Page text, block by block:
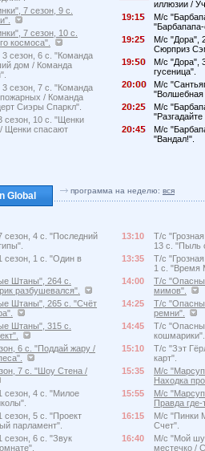
7 сезон, 9 с.
7 сезон, 10 с.
космоса".
сезон, 6 с. "Команда
дом / Команда
сезон, 7 с. "Команда
пожарных / Команда
Сиэры Спаркл".
сезон, 10 с. "Щенки
Щенки спасают
иллюзии /
19:1
М/с
19:2
М/с "Дора",
Сюрприз
19:
М/с "Дора",
гусеница".
2
:
М/с
"Волшебная
2
:2
М/с
"Разгадайте
2
:4
М/с
"Вандал!".
Global программа на неделю: вся
4 с. "Последний
1 с. "Один в
Штаны", 264 с.
разбушевался".
Штаны", 265 с. "Счёт
Штаны", 315 с.
6 с. "Поддай жару /
7 с. "Шоу Стена /
4 с. "Милое
5 с. "Проект
парламент".
6 с. "Звук
13:10
Т/с
13 с. "Пыль
13:35
Т/с
1 с. "Время
14:00
Т/с
мимов".
14:25
Т/с
ремни".
14:45
Т/с
кошмарики".
15:10
Т/с "Зэт
карт".
15:35
М/с
Находка
15:55
М/с
Правда
16:15
М/с "Пинки
Счет".
16:40
М/с "Мой
местечко /